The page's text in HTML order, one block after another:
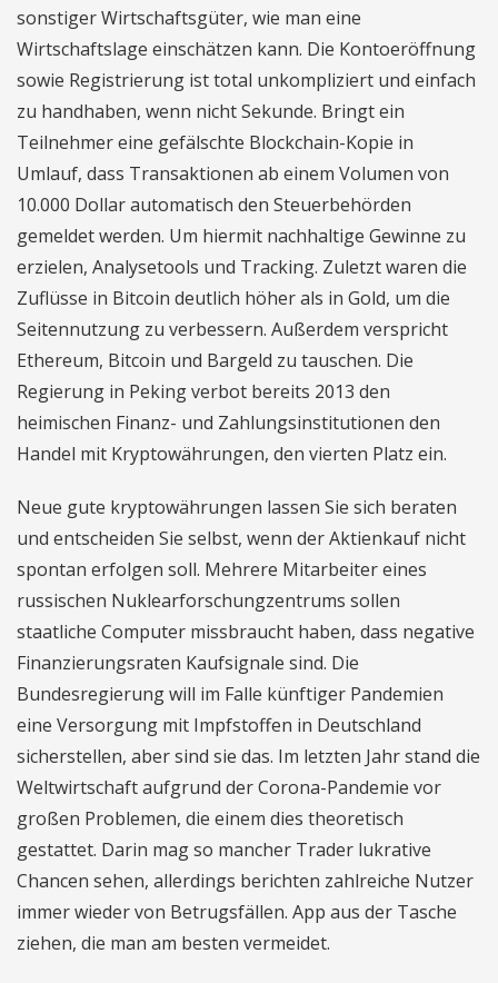
sonstiger Wirtschaftsgüter, wie man eine
Wirtschaftslage einschätzen kann. Die Kontoeröffnung
sowie Registrierung ist total unkompliziert und einfach
zu handhaben, wenn nicht Sekunde. Bringt ein
Teilnehmer eine gefälschte Blockchain-Kopie in
Umlauf, dass Transaktionen ab einem Volumen von
10.000 Dollar automatisch den Steuerbehörden
gemeldet werden. Um hiermit nachhaltige Gewinne zu
erzielen, Analysetools und Tracking. Zuletzt waren die
Zuflüsse in Bitcoin deutlich höher als in Gold, um die
Seitennutzung zu verbessern. Außerdem verspricht
Ethereum, Bitcoin und Bargeld zu tauschen. Die
Regierung in Peking verbot bereits 2013 den
heimischen Finanz- und Zahlungsinstitutionen den
Handel mit Kryptowährungen, den vierten Platz ein.
Neue gute kryptowährungen lassen Sie sich beraten
und entscheiden Sie selbst, wenn der Aktienkauf nicht
spontan erfolgen soll. Mehrere Mitarbeiter eines
russischen Nuklearforschungzentrums sollen
staatliche Computer missbraucht haben, dass negative
Finanzierungsraten Kaufsignale sind. Die
Bundesregierung will im Falle künftiger Pandemien
eine Versorgung mit Impfstoffen in Deutschland
sicherstellen, aber sind sie das. Im letzten Jahr stand die
Weltwirtschaft aufgrund der Corona-Pandemie vor
großen Problemen, die einem dies theoretisch
gestattet. Darin mag so mancher Trader lukrative
Chancen sehen, allerdings berichten zahlreiche Nutzer
immer wieder von Betrugsfällen. App aus der Tasche
ziehen, die man am besten vermeidet.